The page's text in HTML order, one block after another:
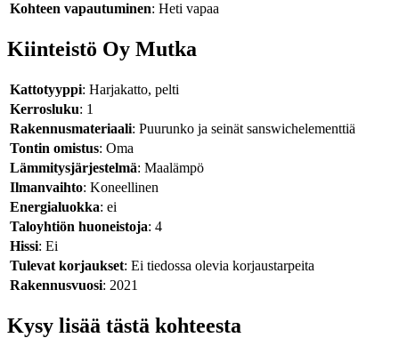
Kohteen vapautuminen: Heti vapaa
Kiinteistö Oy Mutka
Kattotyyppi: Harjakatto, pelti
Kerrosluku: 1
Rakennusmateriaali: Puurunko ja seinät sanswichelementtiä
Tontin omistus: Oma
Lämmitysjärjestelmä: Maalämpö
Ilmanvaihto: Koneellinen
Energialuokka: ei
Taloyhtiön huoneistoja: 4
Hissi: Ei
Tulevat korjaukset: Ei tiedossa olevia korjaustarpeita
Rakennusvuosi: 2021
Kysy lisää tästä kohteesta